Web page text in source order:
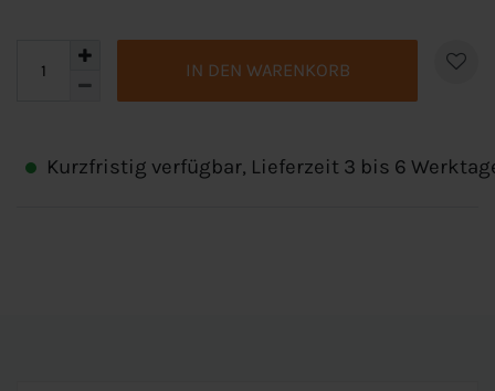
IN DEN WARENKORB
Kurzfristig verfügbar, Lieferzeit 3 bis 6